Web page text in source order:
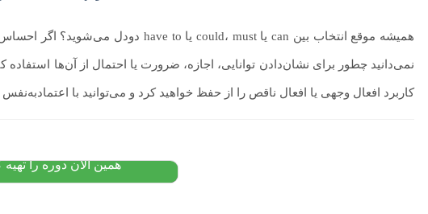
نمی‌دانید چطور برای نشان‌دادن توانایی، اجازه، ضرورت یا احتمال از آن‌ها
کاربرد افعال وجهی یا افعال ناقص را از حفظ خواهید کرد و می‌توانید با اعتمادبه‌نفس
پکیج آموزش زبان
مبتدی تا پیشرفته
همین الان دوره را تهیه